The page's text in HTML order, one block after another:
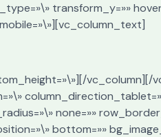
transform_y=»»
none=»»
bottom=»»